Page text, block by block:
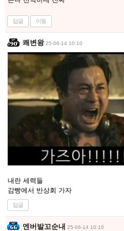
답글 이동
쾌변왕 25-06-14 10:10
내란 세력들
감빵에서 반상회 가자
답글
엔버발꼬순내 25-06-14 10:10